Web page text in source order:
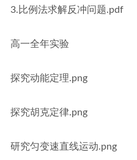
3.比例法求解反冲问题.pdf
高一全年实验
探究动能定理.png
探究胡克定律.png
研究匀变速直线运动.png